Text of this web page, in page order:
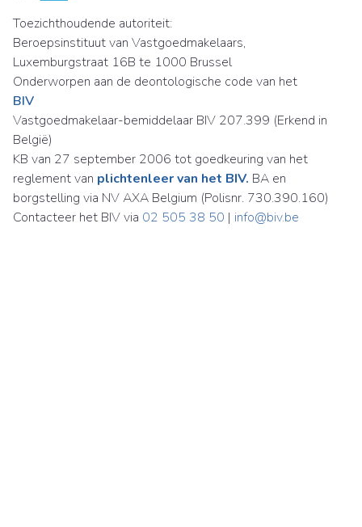
Toezichthoudende autoriteit:
Beroepsinstituut van Vastgoedmakelaars,
Luxemburgstraat 16B te 1000 Brussel
Onderworpen aan de deontologische code van het
BIV
Vastgoedmakelaar-bemiddelaar BIV 207.399 (Erkend in
België)
KB van 27 september 2006 tot goedkeuring van het
reglement van plichtenleer van het BIV. BA en
borgstelling via NV AXA Belgium (Polisnr. 730.390.160)
Contacteer het BIV via 02 505 38 50 | info@biv.be